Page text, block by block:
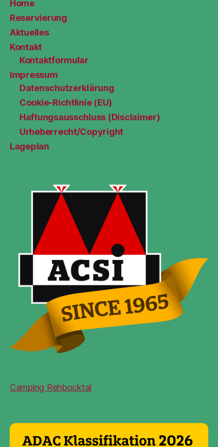
Home
Reservierung
Aktuelles
Kontakt
Kontaktformular
Impressum
Datenschutzerklärung
Cookie-Richtlinie (EU)
Haftungsausschluss (Disclaimer)
Urheberrecht/Copyright
Lageplan
Camping Rehbocktal